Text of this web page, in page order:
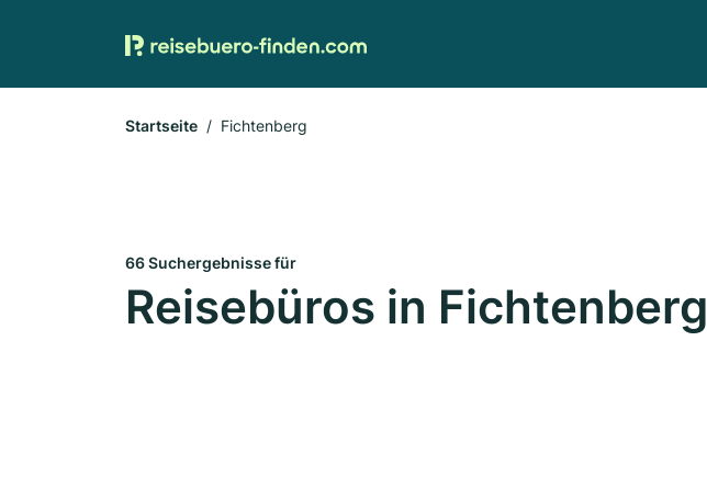
Startseite Fichtenberg
66 Suchergebnisse für
Reisebüros in Fichtenberg